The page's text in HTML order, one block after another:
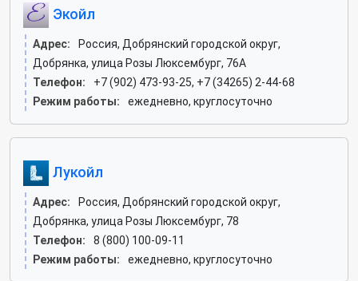
Экойл
Адрес:
Россия, Добрянский городской округ,
Добрянка, улица Розы Люксембург, 76А
Телефон:
+7 (902) 473-93-25, +7 (34265) 2-44-68
Режим работы:
ежедневно, круглосуточно
Лукойл
Адрес:
Россия, Добрянский городской округ,
Добрянка, улица Розы Люксембург, 78
Телефон:
8 (800) 100-09-11
Режим работы:
ежедневно, круглосуточно